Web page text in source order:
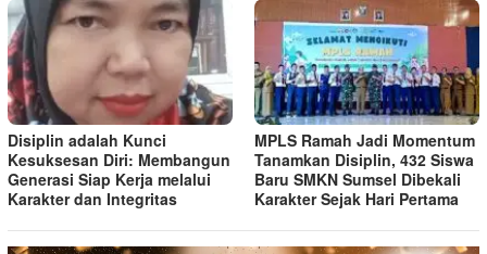
Disiplin adalah Kunci
Kesuksesan Diri: Membangun
Generasi Siap Kerja melalui
Karakter dan Integritas
MPLS Ramah Jadi Momentum
Tanamkan Disiplin, 432 Siswa
Baru SMKN Sumsel Dibekali
Karakter Sejak Hari Pertama